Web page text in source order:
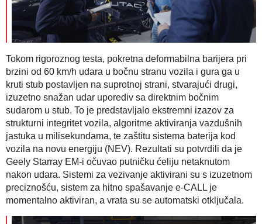
Tokom rigoroznog testa, pokretna deformabilna barijera pri
brzini od 60 km/h udara u bočnu stranu vozila i gura ga u
kruti stub postavljen na suprotnoj strani, stvarajući drugi,
izuzetno snažan udar uporediv sa direktnim bočnim
sudarom u stub. To je predstavljalo ekstremni izazov za
strukturni integritet vozila, algoritme aktiviranja vazdušnih
jastuka u milisekundama, te zaštitu sistema baterija kod
vozila na novu energiju (NEV). Rezultati su potvrdili da je
Geely Starray EM-i očuvao putničku ćeliju netaknutom
nakon udara. Sistemi za vezivanje aktivirani su s izuzetnom
preciznošću, sistem za hitno spašavanje e-CALL je
momentalno aktiviran, a vrata su se automatski otključala.